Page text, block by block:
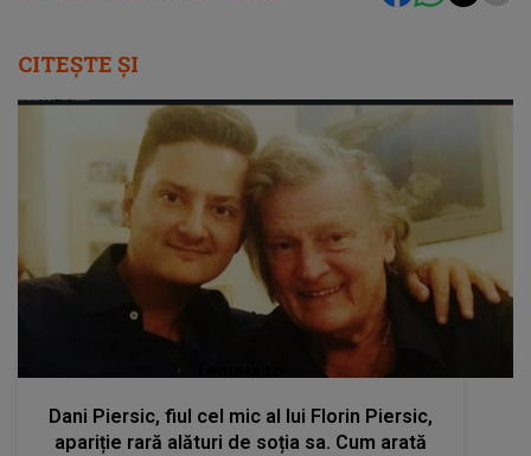
CITEȘTE ȘI
Dani Piersic, fiul cel mic al lui Florin Piersic,
apariție rară alături de soția sa. Cum arată